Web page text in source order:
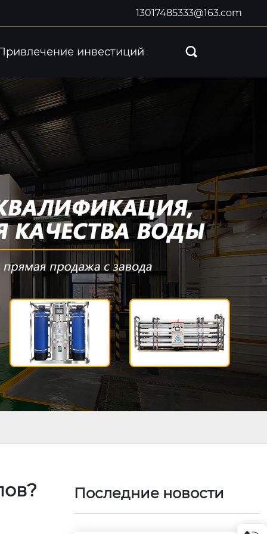
13017485333@163.com
инвестиций 
Последние новости